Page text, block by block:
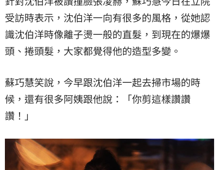
受訪時表示，沈伯洋一向有很多的風格，從她認
識沈伯洋時像離子燙一般的直髮，到現在的爆爆
頭、捲頭髮，大家都覺得他的造型多變。
蘇巧慧笑說，今早跟沈伯洋一起去掃市場的時
候，還有很多阿姨跟他說：「你剪這樣讚讚
讚！」